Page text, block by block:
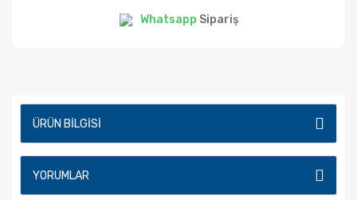
Whatsapp Sipariş
ÜRÜN BILGISI
YORUMLAR